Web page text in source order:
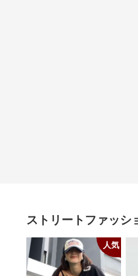
ストリートファッシ
人気